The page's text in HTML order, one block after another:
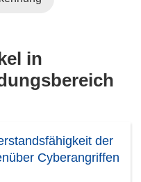
in
der
Cyberangriffen